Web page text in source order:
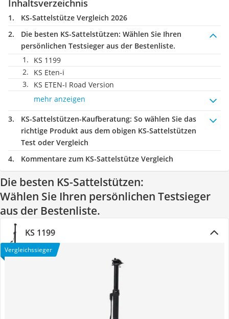
Inhaltsverzeichnis
KS-Sattelstütze Vergleich 2026
Die besten KS-Sattelstützen: Wählen Sie Ihren
persönlichen Testsieger aus der Bestenliste.
KS 1199
KS Eten-i
KS ETEN-I Road Version
mehr anzeigen
KS-Sattelstützen-Kaufberatung: So wählen Sie das
richtige Produkt aus dem obigen KS-Sattelstützen
Test oder Vergleich
Kommentare zum KS-Sattelstütze Vergleich
Die besten KS-Sattelstützen:
Wählen Sie Ihren persönlichen Testsieger
aus der Bestenliste.
KS 1199
Vergleichssieger